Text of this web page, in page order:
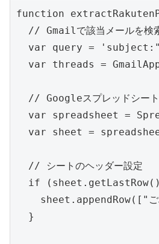
function
// Gmailで該当メールを検
var query = 'subject:"
var threads =
// Googleスプレッドシート
var spreadsheet =
var sheet =
  // シートのヘッダー設定
if
sheet.appendRow(["ご
  }